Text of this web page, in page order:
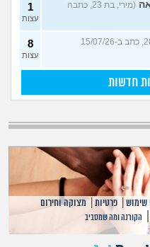
(מירי, בת 23, כתבה
1
עצות
(אנונימי, בן 28, כתב ב-15/07/26
8
עצות
חדשות
שימוש |פרטיות |מצוקה וחירום
הקורנה ומה שמסביב